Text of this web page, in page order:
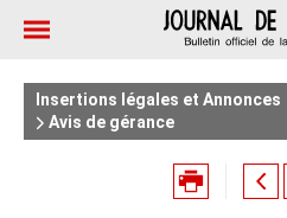
Insertions légales et Annonces
Avis de gérance